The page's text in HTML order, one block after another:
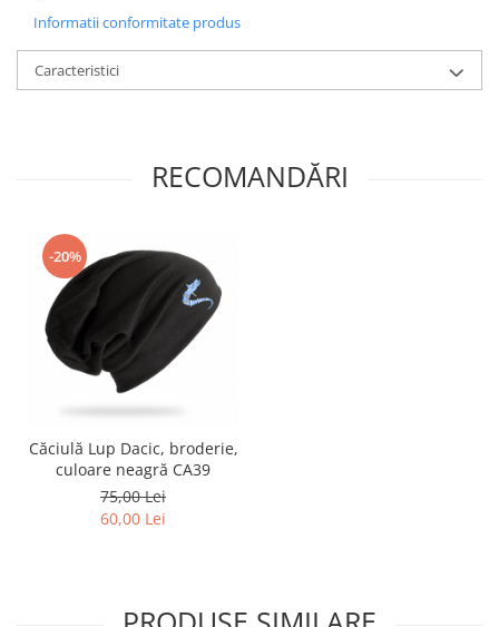
Informatii conformitate produs
Caracteristici
RECOMANDĂRI
-20%
Căciulă Lup Dacic, broderie,
culoare neagră CA39
75,00 Lei
60,00 Lei